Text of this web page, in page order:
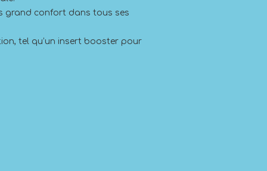
grand confort dans tous ses
tel qu’un insert booster pour